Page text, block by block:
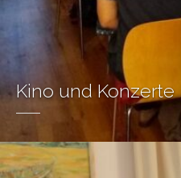
Kino und Konzerte